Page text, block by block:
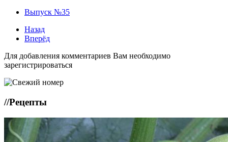
Выпуск №35
Назад
Вперёд
Для добавления комментариев Вам необходимо
зарегистрироваться
//Рецепты